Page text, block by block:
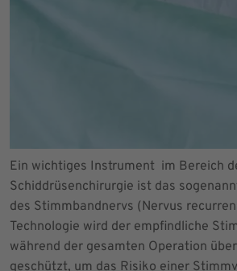
Ein wichtiges Instrument im Bereich
Schiddrüsenchirurgie ist das
des Stimmbandnervs (Nervus
Technologie wird der empfindliche
während der gesamten Operation
geschützt, um das Risiko einer